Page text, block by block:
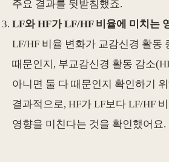
주요 결과를 뒷받침했죠.
LF와 HF가 LF/HF 비율에 미치는
LF/HF 비율 변화가 교감신경 활동
때문인지, 부교감신경 활동 감소
아니면 둘 다 때문인지 확인하기
결과적으로, HF가 LF보다 LF/HF
영향을 미친다는 것을 확인했어요.